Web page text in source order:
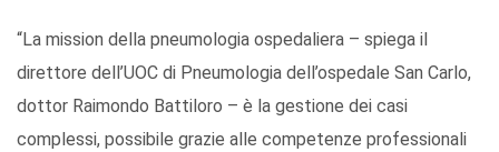
“La mission della pneumologia ospedaliera – spiega il
direttore dell’UOC di Pneumologia dell’ospedale San Carlo,
dottor Raimondo Battiloro – è la gestione dei casi
complessi, possibile grazie alle competenze professionali